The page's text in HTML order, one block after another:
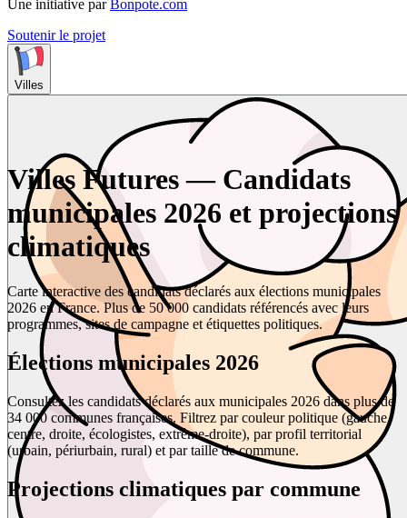
Une initiative par Bonpote.com
Soutenir le projet
Villes
Villes Futures — Candidats
municipales 2026 et projections
climatiques
Carte interactive des candidats déclarés aux élections municipales
2026 en France. Plus de 50 000 candidats référencés avec leurs
programmes, sites de campagne et étiquettes politiques.
Élections municipales 2026
Consultez les candidats déclarés aux municipales 2026 dans plus de
34 000 communes françaises. Filtrez par couleur politique (gauche,
centre, droite, écologistes, extrême-droite), par profil territorial
(urbain, périurbain, rural) et par taille de commune.
Projections climatiques par commune